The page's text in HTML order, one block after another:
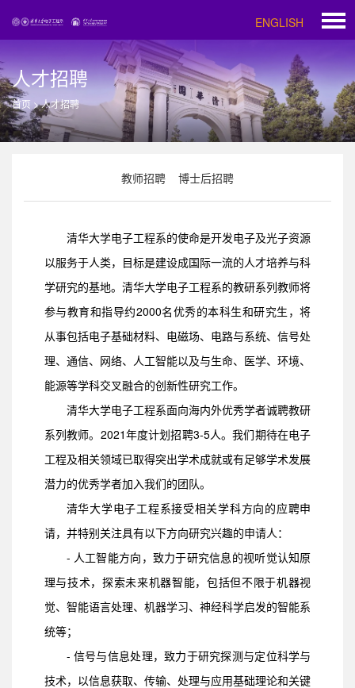
ENGLISH
人才招聘
首页 >人才招聘
教师招聘 博士后招聘
清华大学电子工程系的使命是开发电子及光子资源
以服务于人类，目标是建设成国际一流的人才培养与科
学研究的基地。清华大学电子工程系的教研系列教师将
参与教育和指导约2000名优秀的本科生和研究生，将
从事包括电子基础材料、电磁场、电路与系统、信号处
理、通信、网络、人工智能以及与生命、医学、环境、
能源等学科交叉融合的创新性研究工作。
清华大学电子工程系面向海内外优秀学者诚聘教研
系列教师。2021年度计划招聘3-5人。我们期待在电子
工程及相关领域已取得突出学术成就或有足够学术发展
潜力的优秀学者加入我们的团队。
清华大学电子工程系接受相关学科方向的应聘申
请，并特别关注具有以下方向研究兴趣的申请人：
- 人工智能方向，致力于研究信息的视听觉认知原
理与技术，探索未来机器智能，包括但不限于机器视
觉、智能语言处理、机器学习、神经科学启发的智能系
统等；
- 信号与信息处理，致力于研究探测与定位科学与
技术，以信息获取、传输、处理与应用基础理论和关键